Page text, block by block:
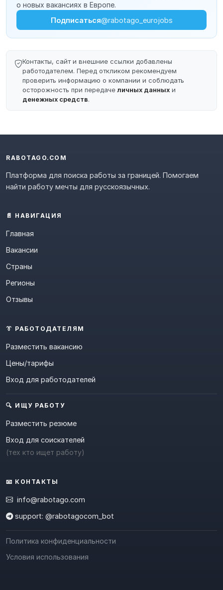
о новых вакансиях в Европе.
Подписаться@rabotago_eurojobs
Контакты, сайт и внешние ссылки добавлены
работодателем. Перед откликом рекомендуем
проверить информацию о компании и соблюдать
осторожность при передачеличных данных и
денежных средств.
RABOTAGO.COM
Платформа для поиска работы за границей. Помогаем
найти работу мечты для русскоязычных.
📄 НАВИГАЦИЯ
Главная
Вакансии
Страны
Регионы
Отзывы
👔 РАБОТОДАТЕЛЯМ
Разместить вакансию
Цены/тарифы
Вход для работодателей
🔍 ИЩУ РАБОТУ
Разместить резюме
Вход для соискателей
(тех кто ищет работу)
📧 КОНТАКТЫ
info@rabotago.com
support: @rabotagocom_bot
Политика конфиденциальности
Условия использования